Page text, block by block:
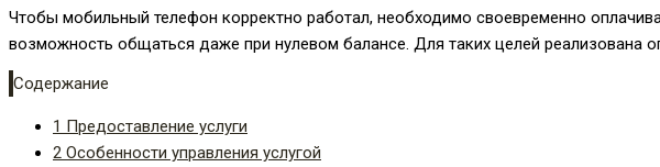
Чтобы мобильный телефон корректно работал, необходимо своевременно
возможность общаться даже при нулевом балансе. Для таких целей реализована
Содержание
1 Предоставление услуги
2 Особенности управления услугой